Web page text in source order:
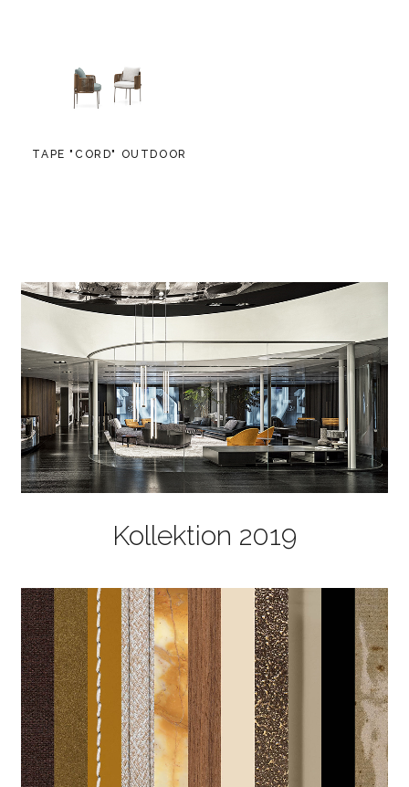
TAPE "CORD" OUTDOOR
Kollektion 2019